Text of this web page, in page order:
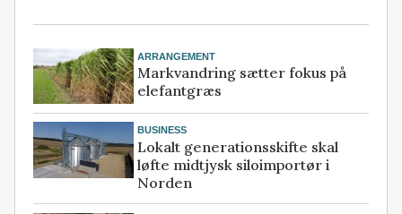
ARRANGEMENT
Markvandring sætter fokus på
elefantgræs
BUSINESS
Lokalt generationsskifte skal
løfte midtjysk siloimportør i
Norden